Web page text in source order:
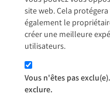
site web. Cela
également le
créer une meilleure
utilisateurs.
Vous n'êtes pas
exclure.